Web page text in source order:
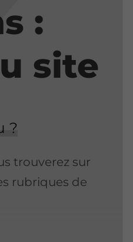
:
site
?
trouverez sur
rubriques de